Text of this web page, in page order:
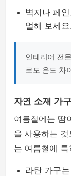
벽지나 페
얼해 보세요.
인테리어 전
로도 온도 차
자연 소재 가
여름철에는 땀
을 사용하는
는 여름철에
라탄 가구